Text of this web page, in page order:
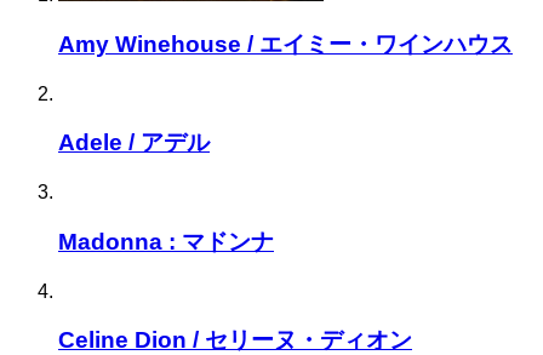
Amy Winehouse / エイミー・ワインハウス
Adele / アデル
Madonna : マドンナ
Celine Dion / セリーヌ・ディオン